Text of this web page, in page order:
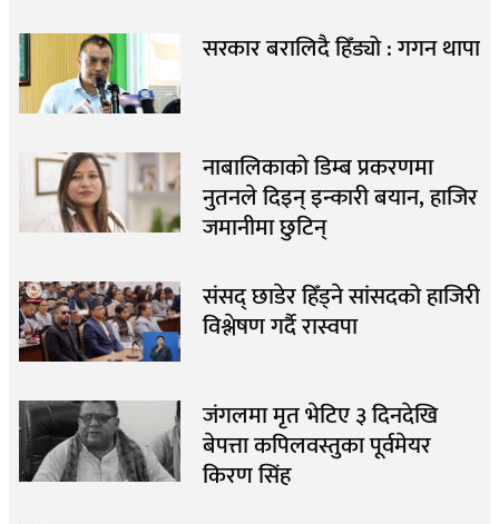
सरकार बरालिदै हिँड्यो : गगन थापा
नाबालिकाको डिम्ब प्रकरणमा
नुतनले दिइन् इन्कारी बयान, हाजिर
जमानीमा छुटिन्
संसद् छाडेर हिँड्ने सांसदको हाजिरी
विश्लेषण गर्दै रास्वपा
जंगलमा मृत भेटिए ३ दिनदेखि
बेपत्ता कपिलवस्तुका पूर्वमेयर
किरण सिंह